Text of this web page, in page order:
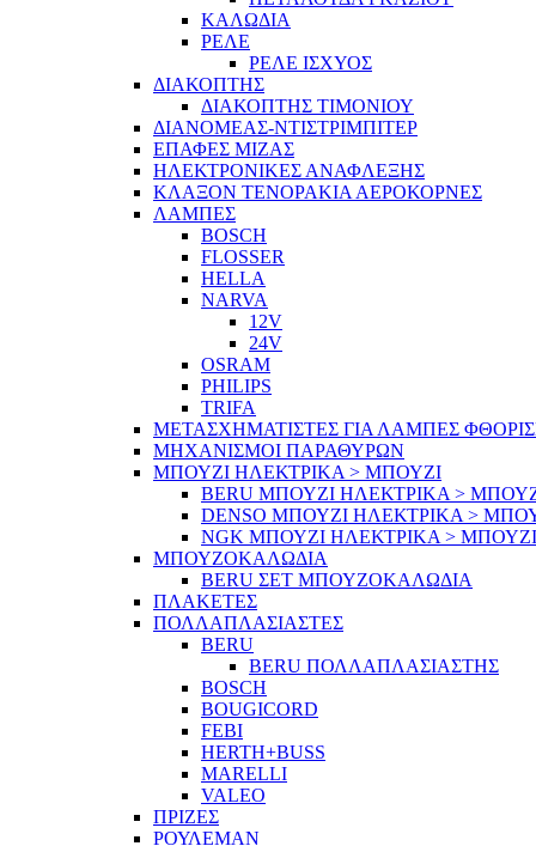
ΚΑΛΩΔΙΑ
ΡΕΛΕ
ΡΕΛΕ ΙΣΧΥΟΣ
ΔΙΑΚΟΠΤΗΣ
ΔΙΑΚΟΠΤΗΣ ΤΙΜΟΝΙΟΥ
ΔΙΑΝΟΜΕΑΣ-ΝΤΙΣΤΡΙΜΠΙΤΕΡ
ΕΠΑΦΕΣ ΜΙΖΑΣ
ΗΛΕΚΤΡΟΝΙΚΕΣ ΑΝΑΦΛΕΞΗΣ
ΚΛΑΞΟΝ ΤΕΝΟΡΑΚΙΑ ΑΕΡΟΚΟΡΝΕΣ
ΛΑΜΠΕΣ
BOSCH
FLOSSER
HELLA
NARVA
12V
24V
OSRAM
PHILIPS
TRIFA
ΜΕΤΑΣΧΗΜΑΤΙΣΤΕΣ ΓΙΑ ΛΑΜΠΕΣ
ΜΗΧΑΝΙΣΜΟΙ ΠΑΡΑΘΥΡΩΝ
ΜΠΟΥΖΙ ΗΛΕΚΤΡΙΚΑ > ΜΠΟΥΖΙ
BERU ΜΠΟΥΖΙ ΗΛΕΚΤΡΙΚΑ >
DENSO ΜΠΟΥΖΙ ΗΛΕΚΤΡΙΚΑ >
NGK ΜΠΟΥΖΙ ΗΛΕΚΤΡΙΚΑ > ΜΠΟΥΖΙ
ΜΠΟΥΖΟΚΑΛΩΔΙΑ
BERU ΣΕΤ ΜΠΟΥΖΟΚΑΛΩΔΙΑ
ΠΛΑΚΕΤΕΣ
ΠΟΛΛΑΠΛΑΣΙΑΣΤΕΣ
BERU
BERU ΠΟΛΛΑΠΛΑΣΙΑΣΤΗΣ
BOSCH
BOUGICORD
FEBI
HERTH+BUSS
MARELLI
VALEO
ΠΡΙΖΕΣ
ΡΟΥΛΕΜΑΝ